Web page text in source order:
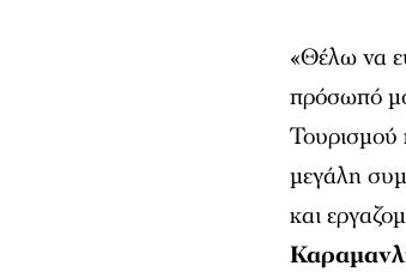
«Θέλω να
πρόσωπό
Τουρισμού
μεγάλη
και